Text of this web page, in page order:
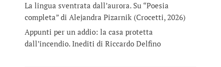
La lingua sventrata dall’aurora. Su “Poesia
completa” di Alejandra Pizarnik (Crocetti, 2026)
Appunti per un addio: la casa protetta
dall’incendio. Inediti di Riccardo Delfino